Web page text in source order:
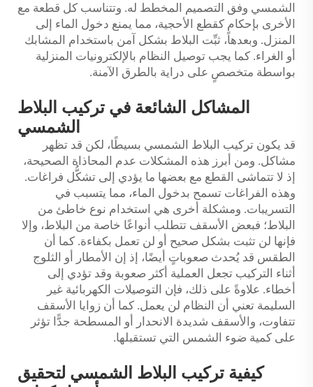
الشمسي وفق التصميم المخطط له. وتتناسب كل قطعة مع
الأخرى بإحكامٍ كقطع الأحجية، مما يمنع دخول الماء إلى
المنزل. وبعدها، ثبِّت البلاط بشكل آمن باستخدام المشابك
أو الغراء. كما يجب توصيل النظام بالإلكترونيات المنزلية
بواسطة متخصصٍ على دراية بالطرق الآمنة.
المشاكل الشائعة في تركيب البلاط
الشمسي
قد يكون تركيب البلاط الشمسي بسيطًا، لكن قد تظهر
مشاكل. ومن أبرز هذه المشكلات عدم المحاذاة الصحيحة،
إذ لا تتماشى القطع مع بعضها ما يؤدي إلى تشكُّل فراغات.
وهذه الفراغات تسمح بدخول الماء، مما يتسبب في
التسريبات. ومشكلة أخرى هي استخدام نوع خاطئ من
البلاط؛ فبعض الأسقف تتطلب أنواعًا خاصة من البلاط، وإلا
فإنها لن تثبت بشكل صحيح أو لن تعمل بكفاءة. كما أن
الطقس قد يُحدث صعوباتٍ أيضًا، إذ إن الأمطار أو الثلوج
أثناء التركيب تجعل العملية أكثر صعوبة وقد تؤدي إلى
أخطاء. علاوةً على ذلك، فإن التوصيلات الكهربائية غير
السليمة تعني أن النظام لن يعمل. كما أن زوايا الأسقف
تتفاوت، والأسقف شديدة الانحدار أو المسطحة جدًّا تؤثر
على كمية ضوء الشمس التي تستقبلها.
كيفية تركيب البلاط الشمسي لتحقيق